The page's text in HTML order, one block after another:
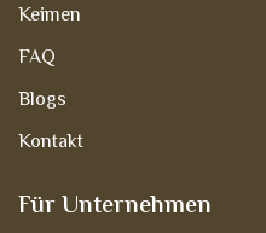
Keimen
FAQ
Blogs
Kontakt
Für Unternehmen